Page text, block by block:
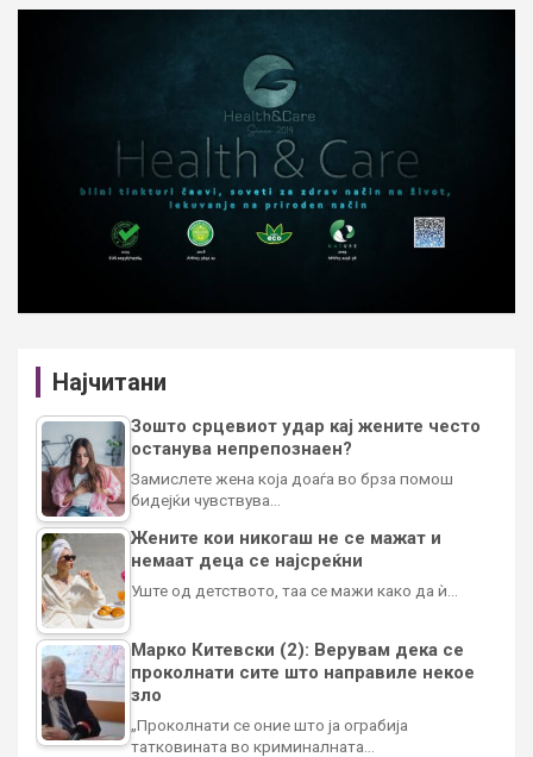
Најчитани
Зошто срцевиот удар кај жените често
останува непрепознаен?
Замислете жена која доаѓа во брза помош
бидејќи чувствува…
Жените кои никогаш не се мажат и
немаат деца се најсреќни
Уште од детството, таа се мажи како да ѝ…
Марко Китевски (2): Верувам дека се
проколнати сите што направиле некое
зло
„Проколнати се оние што ја ограбија
татковината во криминалната…